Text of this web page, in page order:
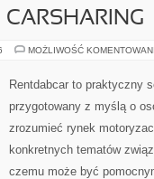
MOŻLIWOŚĆ
Rentdabcar to praktyczny
przygotowany z myślą o
zrozumieć rynek
konkretnych tematów
czemu może być